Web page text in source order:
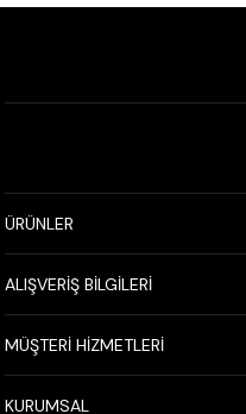
ÜRÜNLER
ALIŞVERİŞ BİLGİLERİ
MÜŞTERİ HİZMETLERİ
KURUMSAL